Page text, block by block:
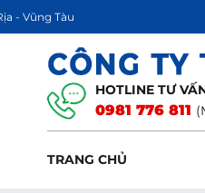
HOTLINE TƯ
0981 776 811
TRANG CHỦ